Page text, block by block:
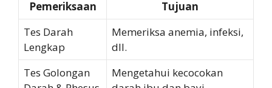
Pemeriksaan
Tujuan
Tes Darah
Lengkap
Memeriksa anemia, infeksi,
dll.
Tes Golongan
Mengetahui kecocokan